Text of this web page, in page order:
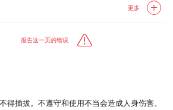
更多
报告这一页的错误
得插拔。不遵守和使用不当会造成人身伤害。